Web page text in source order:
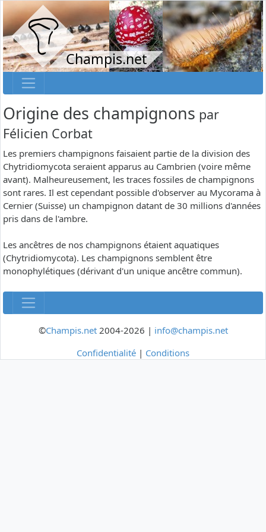
Champis.net
Origine des champignons par
Félicien Corbat
Les premiers champignons faisaient partie de la division des
Chytridiomycota seraient apparus au Cambrien (voire même
avant). Malheureusement, les traces fossiles de champignons
sont rares. Il est cependant possible d'observer au Mycorama à
Cernier (Suisse) un champignon datant de 30 millions d'années
pris dans de l'ambre.
Les ancêtres de nos champignons étaient aquatiques
(Chytridiomycota). Les champignons semblent être
monophylétiques (dérivant d'un unique ancêtre commun).
©Champis.net2004-2026 | info@champis.net
Confidentialité | Conditions